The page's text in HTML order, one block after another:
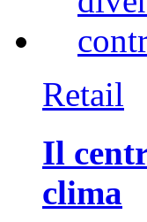
Retail
Il
clima